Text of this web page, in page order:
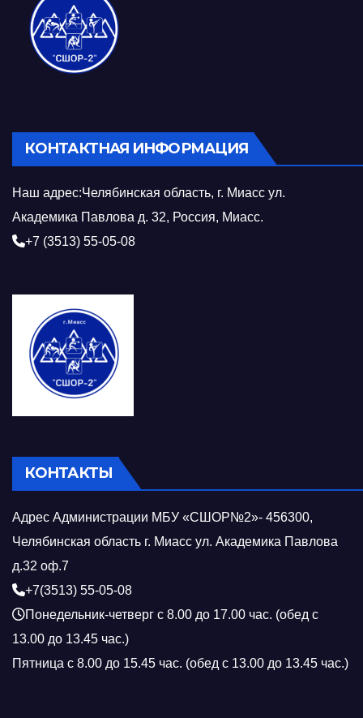
КОНТАКТНАЯ ИНФОРМАЦИЯ
Наш адрес:Челябинская область, г. Миасс ул.
Академика Павлова д. 32, Россия, Миасс.
+7 (3513) 55-05-08
КОНТАКТЫ
Адрес Администрации МБУ «СШОР№2»- 456300,
Челябинская область г. Миасс ул. Академика Павлова
д.32 оф.7
+7(3513) 55-05-08
Понедельник-четверг с 8.00 до 17.00 час. (обед с
13.00 до 13.45 час.)
Пятница с 8.00 до 15.45 час. (обед с 13.00 до 13.45 час.)